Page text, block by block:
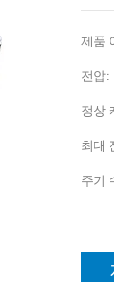
제품
전압:
정상
최대
주기